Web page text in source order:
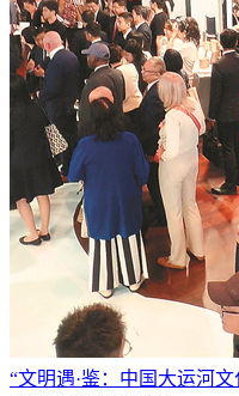
“文明遇·鉴：中国大运河